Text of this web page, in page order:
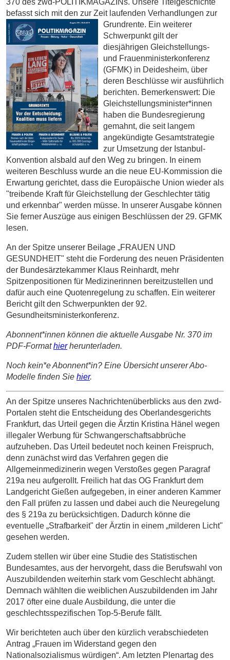
370 des zwd-POLITIKMAGAZINs. Unsere Titelgeschichte
befasst sich mit den zur Zeit laufenden Verhandlungen zur
Grundrente. Ein weiterer
Schwerpunkt gilt der
diesjährigen Gleichstellungs-
und Frauenministerkonferenz
(GFMK) in Deidesheim, über
deren Beschlüsse wir ausführlich
berichten. Bemerkenswert: Die
Gleichstellungsminister*innen
haben die Bundesregierung
gemahnt, die seit langem
angekündigte Gesamtstrategie
zur Umsetzung der Istanbul-
Konvention alsbald auf den Weg zu bringen. In einem
weiteren Beschluss wurde an die neue EU-Kommission die
Erwartung gerichtet, dass die Europäische Union wieder als
"treibende Kraft für Gleichstellung der Geschlechter tätig
und erkennbar" werden müsse. In unserer Ausgabe können
Sie ferner Auszüge aus einigen Beschlüssen der 29. GFMK
lesen.
An der Spitze unserer Beilage „FRAUEN UND
GESUNDHEIT" steht die Forderung des neuen Präsidenten
der Bundesärztekammer Klaus Reinhardt, mehr
Spitzenpositionen für Medizinerinnen bereitzustellen und
dafür auch eine Quotenregelung zu schaffen. Ein weiterer
Bericht gilt den Schwerpunkten der 92.
Gesundheitsministerkonferenz.
Abonnent*innen können die aktuelle Ausgabe Nr. 370 im
PDF-Formathierherunterladen.
Noch kein*e Abonnent*in? Eine Übersicht unserer Abo-
Modelle finden Sie hier.
An der Spitze unseres Nachrichtenüberblicks aus den zwd-
Portalen steht die Entscheidung des Oberlandesgerichts
Frankfurt, das Urteil gegen die Ärztin Kristina Hänel wegen
illegaler Werbung für Schwangerschaftsabbrüche
aufzuheben. Das Urteil bedeutet noch keinen Freispruch,
denn zunächst wird das Verfahren gegen die
Allgemeinmedizinerin wegen Verstoßes gegen Paragraf
219a neu aufgerollt. Freilich hat das OG Frankfurt dem
Landgericht Gießen aufgegeben, in einer anderen Kammer
den Fall prüfen zu lassen und dabei auch die Neuregelung
des § 219a zu berücksichtigen. Dadurch könne die
eventuelle „Strafbarkeit" der Ärztin in einem „milderen Licht"
gesehen werden.
Zudem stellen wir über eine Studie des Statistischen
Bundesamtes, aus der hervorgeht, dass die Berufswahl von
Auszubildenden weiterhin stark vom Geschlecht abhängt.
Demnach wählten die weiblichen Auszubildenden im Jahr
2017 öfter eine duale Ausbildung, die unter die
geschlechtsspezifischen Top-5-Berufe fällt.
Wir berichteten auch über den kürzlich verabschiedeten
Antrag „Frauen im Widerstand gegen den
Nationalsozialismus würdigen“. Am letzten Plenartag des